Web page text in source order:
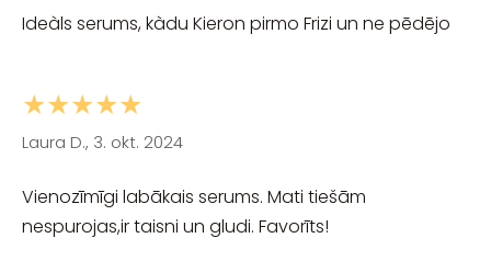
Ideàls serums, kàdu Kieron pirmo Frizi un ne pēdējo
★★★★★
Laura D., 3. okt. 2024
Vienozīmīgi labākais serums. Mati tiešām
nespurojas,ir taisni un gludi. Favorīts!